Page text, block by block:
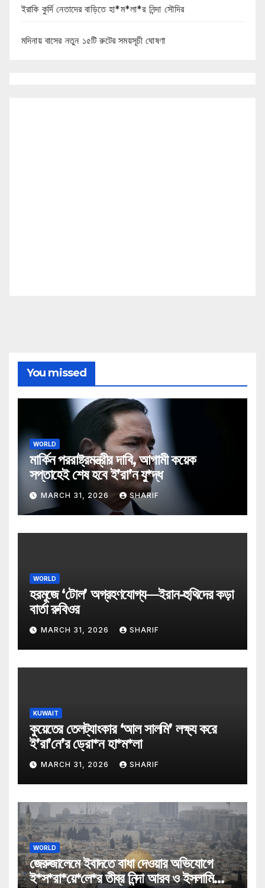
ইরাকি কুর্দি নেতাদের বাড়িতে হা*ম*লা*র নিন্দা সৌদির
মদিনায় বাসের নতুন ১৫টি রুটের সময়সূচী ঘোষণা
You missed
WORLD
মার্কিন পররাষ্ট্রমন্ত্রীর দাবি, আগামী কয়েক
সপ্তাহেই শেষ হবে ই’রা’ন যু*দ্ধ
MARCH 31, 2026 SHARIF
WORLD
হরমুজে ‘টোল’ অগ্রহণযোগ্য—ইরান-হুথিদের কড়া
বার্তা রুবিওর
MARCH 31, 2026 SHARIF
KUWAIT
কুয়েতের তেলট্যাংকার ‘আল সালমি’ লক্ষ্য করে
ই’রা’নে’র ড্রো*ন হা*ম*লা
MARCH 31, 2026 SHARIF
WORLD
জেরুজালেমে ইবাদতে বাধা দেওয়ার অভিযোগে
ই*স*রা*য়ে*লে*র তীব্র নিন্দা আরব ও ইসলামি